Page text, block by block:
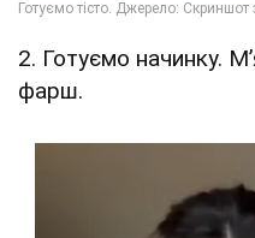
2. Готуємо начинку.
фарш.